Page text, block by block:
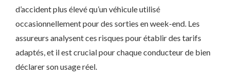
d’accident plus élevé qu’un véhicule utilisé
occasionnellement pour des sorties en week-end. Les
assureurs analysent ces risques pour établir des tarifs
adaptés, et il est crucial pour chaque conducteur de bien
déclarer son usage réel.